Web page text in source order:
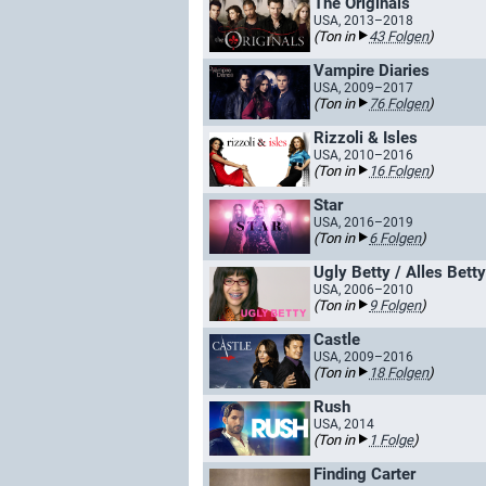
USA, 2013–2018
(Ton in 43 Folgen)
Vampire Diaries
USA, 2009–2017
(Ton in 76 Folgen)
Rizzoli & Isles
USA, 2010–2016
(Ton in 16 Folgen)
Star
USA, 2016–2019
(Ton in 6 Folgen)
Ugly Betty / Alles
USA, 2006–2010
(Ton in 9 Folgen)
Castle
USA, 2009–2016
(Ton in 18 Folgen)
Rush
USA, 2014
(Ton in 1 Folge)
Finding Carter